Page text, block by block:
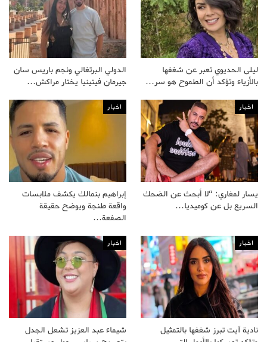
ليلى الحديوي تعبر عن شغفها
بالأزياء وتؤكد أن الطموح هو سر…
الدولي البرتغالي ونجم باريس سان
جيرمان فيتينيا يختار مراكش…
اخبار
يسار لمغاري: “لا أبحث عن الضحك
السريع بل عن كوميديا…
اخبار
إبراهيم بنمالك يكشف ملابسات
واقعة طنجة ويوضح حقيقة
الصفعة…
اخبار
نادية آيت تبرز شغفها بالتمثيل
اخبار
شيماء عبد العزيز تشعل الجدل